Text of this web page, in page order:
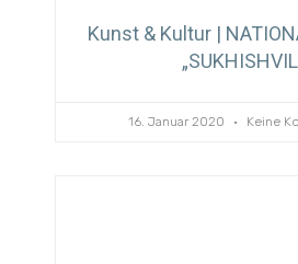
Kunst & Kultur |
16. Januar 2020 Keine